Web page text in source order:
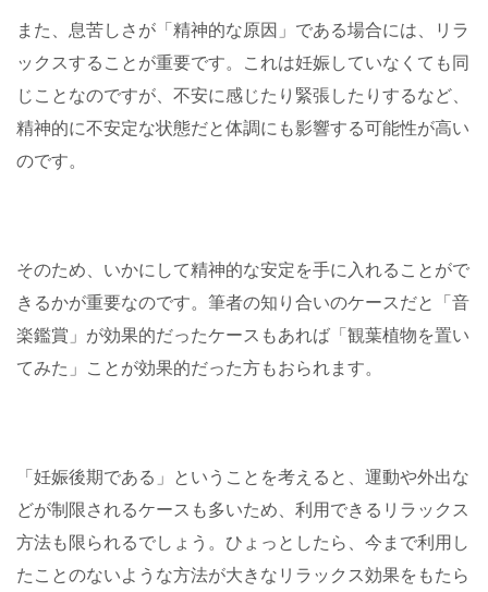
また、息苦しさが「精神的な原因」である場合には、リラ
ックスすることが重要です。これは妊娠していなくても同
じことなのですが、不安に感じたり緊張したりするなど、
精神的に不安定な状態だと体調にも影響する可能性が高い
のです。
そのため、いかにして精神的な安定を手に入れることがで
きるかが重要なのです。筆者の知り合いのケースだと「音
楽鑑賞」が効果的だったケースもあれば「観葉植物を置い
てみた」ことが効果的だった方もおられます。
「妊娠後期である」ということを考えると、運動や外出な
どが制限されるケースも多いため、利用できるリラックス
方法も限られるでしょう。ひょっとしたら、今まで利用し
たことのないような方法が大きなリラックス効果をもたら